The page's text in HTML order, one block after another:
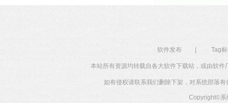
软件发布 Tag
本站所有资源均转载自各大软件下载站，或由软
如有侵权请联系我们删除下架，对系统部落
Copyright©系